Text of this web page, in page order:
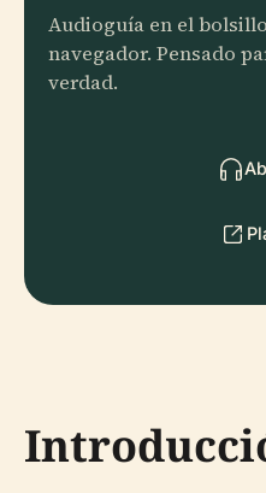
Audioguía en el
navegador. Pensado
verdad.